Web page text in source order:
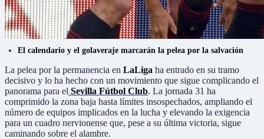
El calendario y el golaveraje marcarán la pelea por la salvación
La pelea por la permanencia en LaLiga ha entrado en su tramo
decisivo y lo ha hecho con un movimiento que sigue complicando el
panorama para el Sevilla Fútbol Club. La jornada 31 ha
comprimido la zona baja hasta límites insospechados, ampliando el
número de equipos implicados en la lucha y elevando la exigencia
para un cuadro nervionense que, pese a su última victoria, sigue
caminando sobre el alambre.